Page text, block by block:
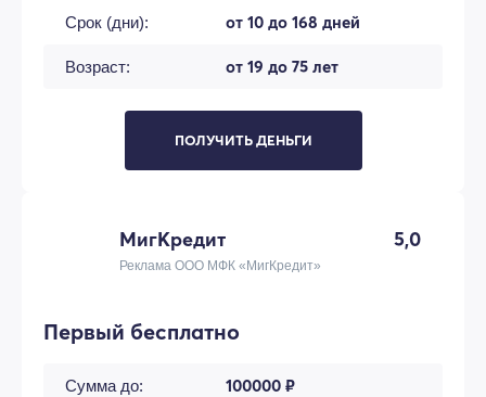
Срок (дни): от 10 до 168 дней
Возраст: от 19 до 75 лет
ПОЛУЧИТЬ ДЕНЬГИ
МигКредит 5,0
Реклама ООО МФК «МигКредит»
Первый бесплатно
Сумма до: 100000 ₽